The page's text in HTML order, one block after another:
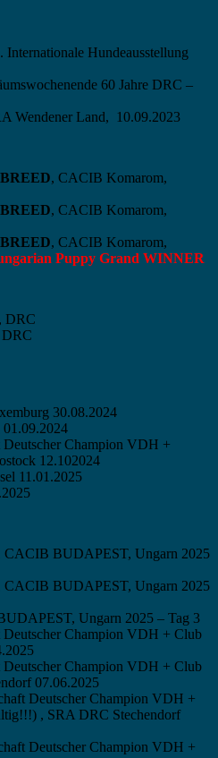
Internationale Hundeausstellung
60 Jahre DRC –
Wendener Land, 10.09.2023
, CACIB Komarom,
, CACIB Komarom,
, CACIB Komarom,
Puppy Grand WINNER
DRC
DRC
30.08.2024
Deutscher Champion VDH +
12.102024
11.01.2025
CACIB BUDAPEST, Ungarn 2025
CACIB BUDAPEST, Ungarn 2025
Ungarn 2025 – Tag 3
Deutscher Champion VDH + Club
Deutscher Champion VDH + Club
07.06.2025
Deutscher Champion VDH +
, SRA DRC Stechendorf
Deutscher Champion VDH +